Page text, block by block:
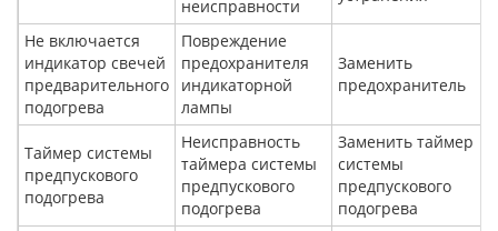
неисправности
Не включается
индикатор свечей
предварительного
подогрева
Повреждение
предохранителя
индикаторной
лампы
Заменить
предохранитель
Таймер системы
предпускового
подогрева
Неисправность
таймера системы
предпускового
подогрева
Заменить таймер
системы
предпускового
подогрева